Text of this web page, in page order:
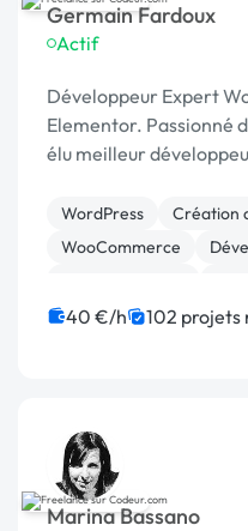
Germain Fardoux
Actif
Développeur Expert
Elementor. Passionné
élu meilleur
WordPress
Création
WooCommerce
CSS, HTML, XML
40 €/h 102 projets
Marina Bassano